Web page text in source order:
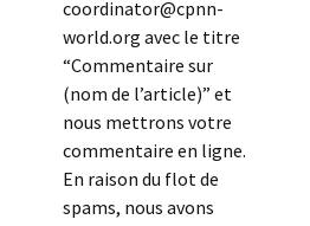
coordinator@cpnn-
world.org avec le titre
“Commentaire sur
(nom de l’article)” et
nous mettrons votre
commentaire en ligne.
En raison du flot de
spams, nous avons